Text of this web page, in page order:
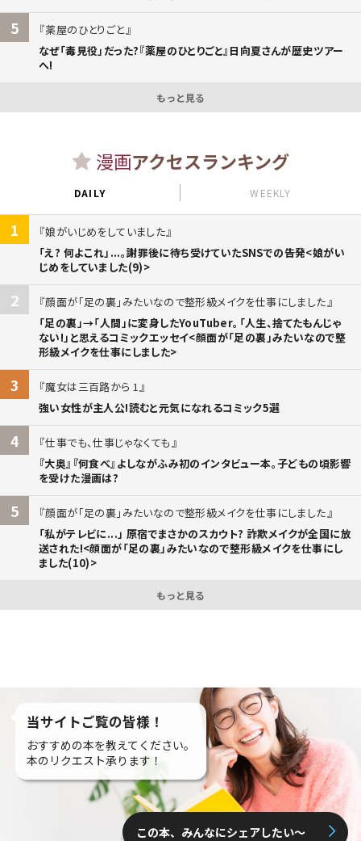
5
薬屋のひとりごと
なぜ「毒見役」だった?『薬屋のひとりごと』日向夏さんが歴史ツアー
へ!
もっと見る
漫画アクセスランキング
DAILY WEEKLY
1
娘がいじめをしていました
「え? 何よこれ」...。謝罪後に待ち受けていたSNSでの告発<娘がい
じめをしていました(9)>
2
顔面が「足の裏」みたいなので整形級メイクを仕事にしました
「足の裏」→「人間」に変身したYouTuber。「人生、捨てたもんじゃ
ない!」と思えるコミックエッセイ<顔面が「足の裏」みたいなので整
形級メイクを仕事にしました>
3
魔女は三百路から 1
強い女性が主人公!読むと元気になれるコミック5選
4
仕事でも、仕事じゃなくても
『大奥』『何食べ』よしながふみ初のインタビュー本。子どもの頃影響
を受けた漫画は?
5
顔面が「足の裏」みたいなので整形級メイクを仕事にしました
「私がテレビに...」 原宿でまさかのスカウト? 詐欺メイクが全国に放
送された!<顔面が「足の裏」みたいなので整形級メイクを仕事にし
ました(10)>
もっと見る
当サイトご覧の皆様！
おすすめの本を教えてください。
本のリクエスト承ります！
この本、みんなにシェアしたい〜